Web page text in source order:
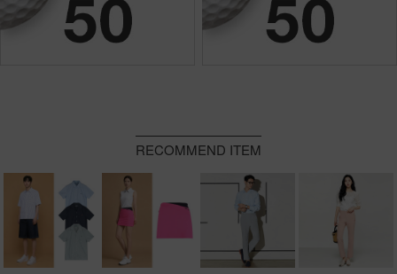
RECOMMEND ITEM